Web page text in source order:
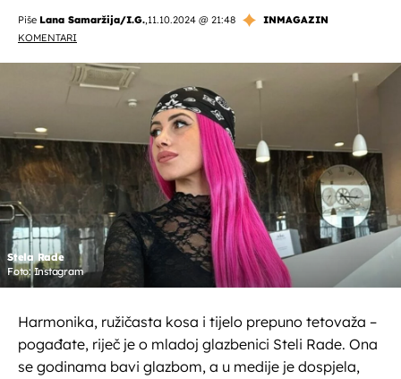
Piše Lana Samaržija/I.G.,11.10.2024 @ 21:48
INMAGAZIN
KOMENTARI
Stela Rade
Foto: Instagram
Harmonika, ružičasta kosa i tijelo prepuno tetovaža –
pogađate, riječ je o mladoj glazbenici Steli Rade. Ona
se godinama bavi glazbom, a u medije je dospjela,
OMOGUĆI OBAVIJESTI